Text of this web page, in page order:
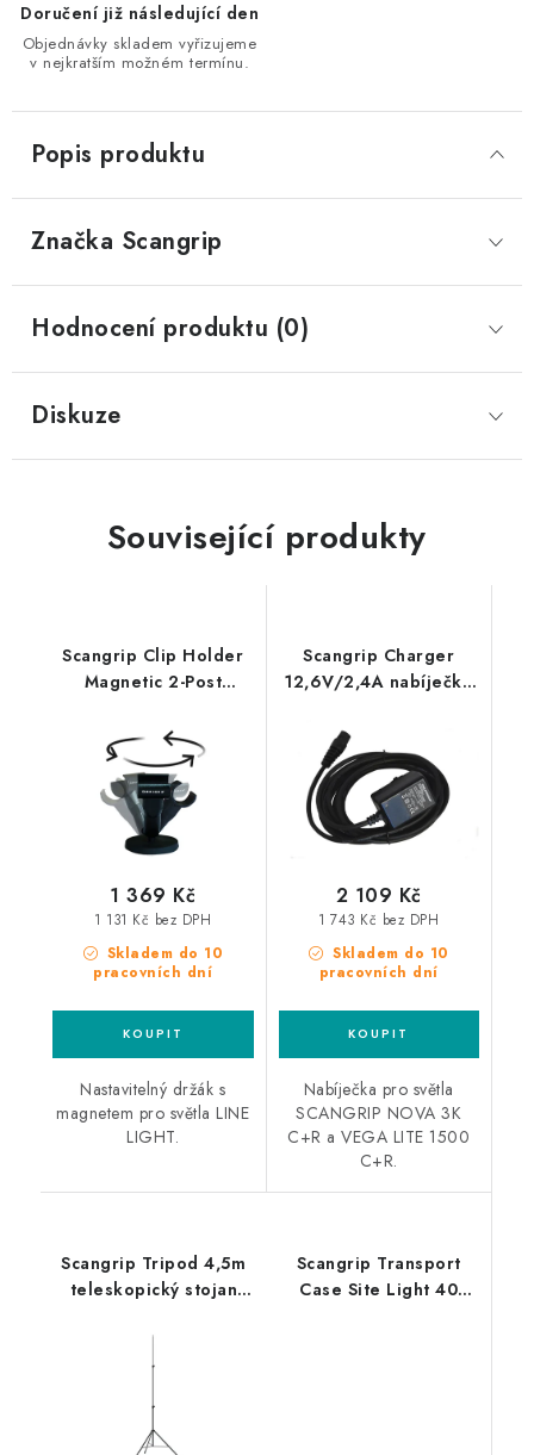
Doručení již následující den
Objednávky skladem vyřizujeme
v nejkratším možném termínu.
Popis produktu
Značka Scangrip
Hodnocení produktu (0)
Diskuze
Související produkty
Scangrip Clip Holder
Magnetic 2-Post
magnetem pro světla
Line Light
Skladem do 10
pracovních dní
1 131 Kč bez DPH
1 369 Kč
Nastavitelný držák s
magnetem pro světla LINE
LIGHT.
Scangrip Charger
12,6V/2,4A nabíječka
C+R A Vega Lite 1500
C+R
Skladem do 10
pracovních dní
1 743 Kč bez DPH
2 109 Kč
Nabíječka pro světla
SCANGRIP NOVA 3K
C+R a VEGA LITE 1500
C+R.
Scangrip Tripod 4,5m
teleskopický stojan
Scangrip Transport
Case Site Light 40